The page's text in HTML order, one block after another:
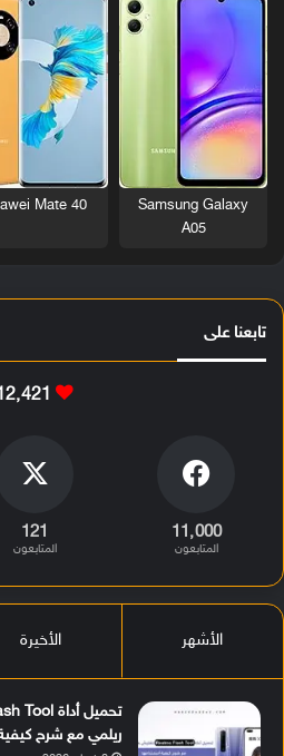
Samsung Galaxy
A05
Mate 40
تابعنا على
11٬000
المتابعون
121
المتابعون
الأشهر الأخيرة
ريلمي مع شرح